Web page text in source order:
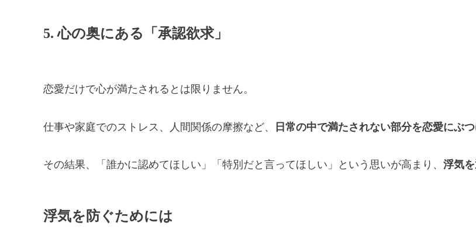
5. 心の奥にある「承認欲求」
恋愛だけで心が満たされるとは限りません。
仕事や家庭でのストレス、人間関係の摩擦など、 日常の中で満たされない部分を恋愛にぶ
その結果、「誰かに認めてほしい」「特別だと言ってほしい」という思いが高まり、 浮気
浮気を防ぐためには